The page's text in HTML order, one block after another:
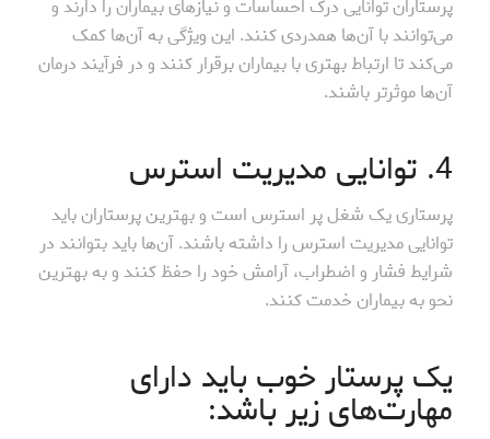
پرستاران توانایی درک احساسات و نیازهای بیماران را دارند و
می‌توانند با آن‌ها همدردی کنند. این ویژگی به آن‌ها کمک
می‌کند تا ارتباط بهتری با بیماران برقرار کنند و در فرآیند درمان
آن‌ها موثرتر باشند.
4. توانایی مدیریت استرس
پرستاری یک شغل پر استرس است و بهترین پرستاران باید
توانایی مدیریت استرس را داشته باشند. آن‌ها باید بتوانند در
شرایط فشار و اضطراب، آرامش خود را حفظ کنند و به بهترین
نحو به بیماران خدمت کنند.
یک پرستار خوب باید دارای
مهارت‌های زیر باشد: